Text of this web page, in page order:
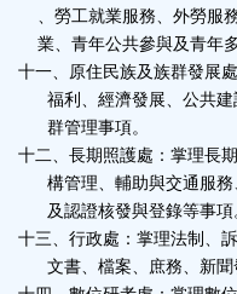
、勞工就業服務、外勞服
業、青年公共參與及青年多
十一、原住民族及族群發展
福利、經濟發展、公共建
群管理事項。
十二、長期照護處：掌理長
構管理、輔助與交通服務
及認證核發與登錄等事項
十三、行政處：掌理法制、
文書、檔案、庶務、新聞